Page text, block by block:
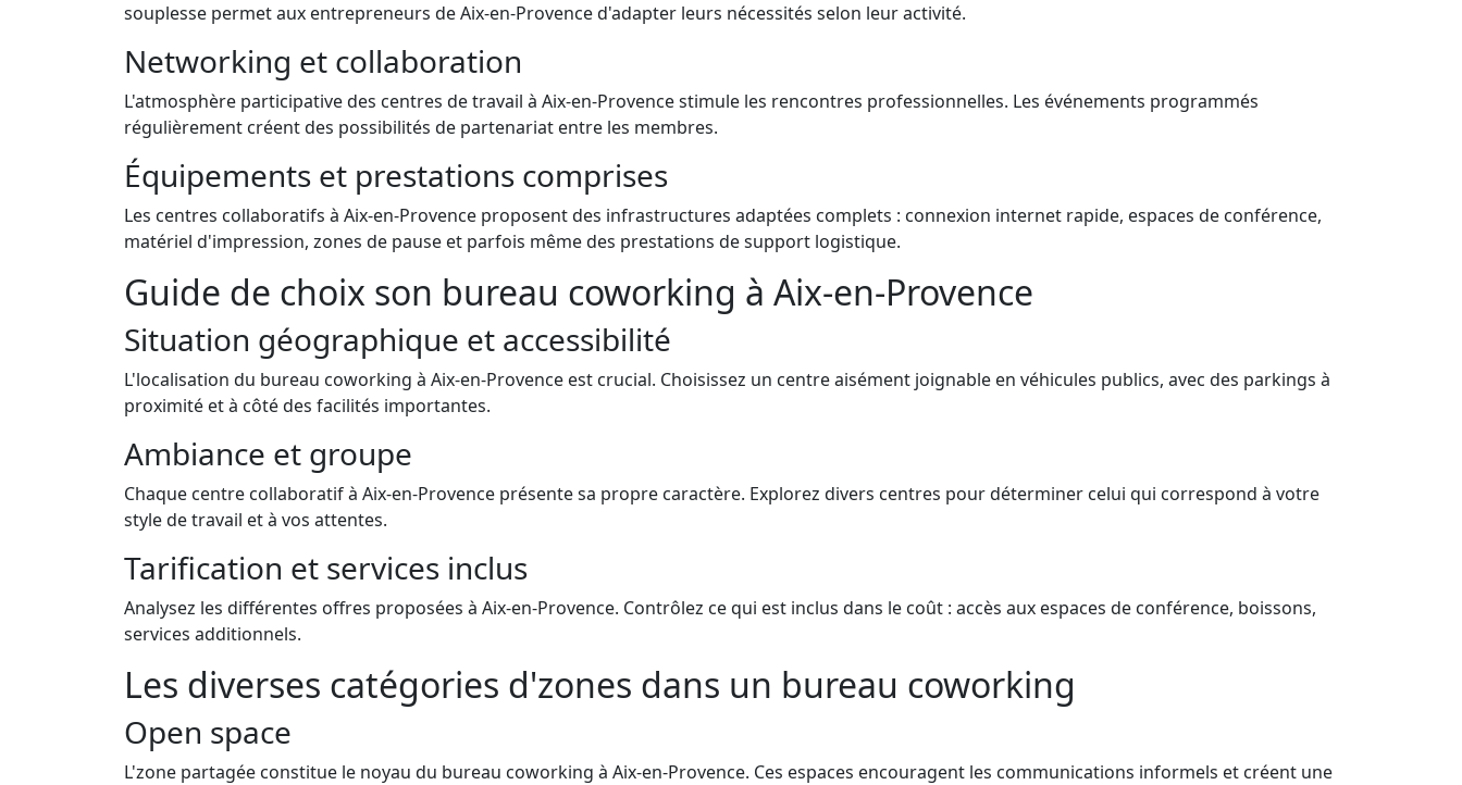
souplesse permet aux entrepreneurs de Aix-en-Provence d'adapter leurs nécessités selon leur activité.
Networking et collaboration
L'atmosphère participative des centres de travail à Aix-en-Provence stimule les rencontres professionnelles. Les événements programmés
régulièrement créent des possibilités de partenariat entre les membres.
Équipements et prestations comprises
Les centres collaboratifs à Aix-en-Provence proposent des infrastructures adaptées complets : connexion internet rapide, espaces de conférence,
matériel d'impression, zones de pause et parfois même des prestations de support logistique.
Guide de choix son bureau coworking à Aix-en-Provence
Situation géographique et accessibilité
L'localisation du bureau coworking à Aix-en-Provence est crucial. Choisissez un centre aisément joignable en véhicules publics, avec des parkings à
proximité et à côté des facilités importantes.
Ambiance et groupe
Chaque centre collaboratif à Aix-en-Provence présente sa propre caractère. Explorez divers centres pour déterminer celui qui correspond à votre
style de travail et à vos attentes.
Tarification et services inclus
Analysez les différentes offres proposées à Aix-en-Provence. Contrôlez ce qui est inclus dans le coût : accès aux espaces de conférence, boissons,
services additionnels.
Les diverses catégories d'zones dans un bureau coworking
Open space
L'zone partagée constitue le noyau du bureau coworking à Aix-en-Provence. Ces espaces encouragent les communications informels et créent une